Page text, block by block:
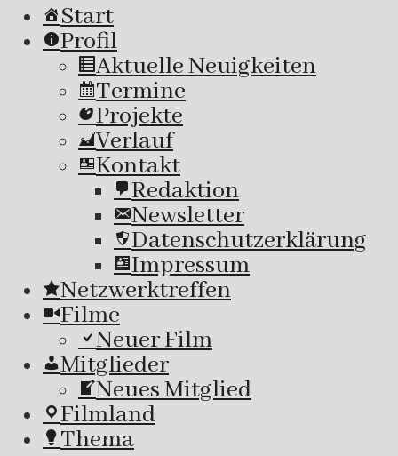
Start
Profil
Aktuelle Neuigkeiten
Termine
Projekte
Verlauf
Kontakt
Redaktion
Newsletter
Datenschutzerklärung
Impressum
Netzwerktreffen
Filme
Neuer Film
Mitglieder
Neues Mitglied
Filmland
Thema